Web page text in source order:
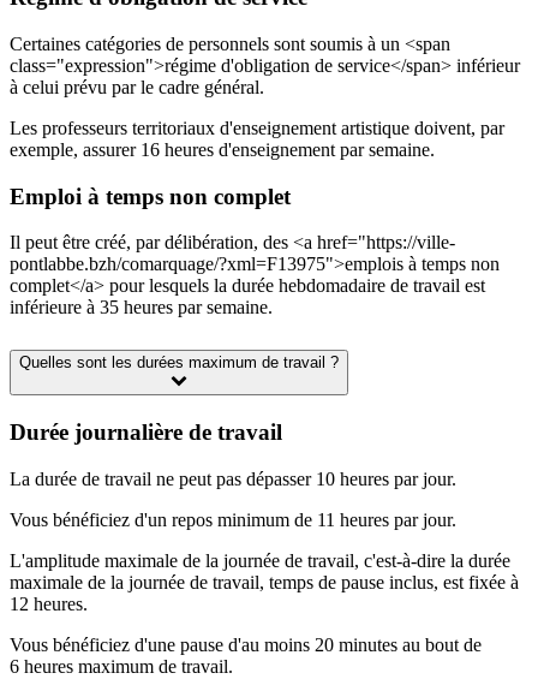
Certaines catégories de personnels sont soumis à un <span
class="expression">régime d'obligation de service</span> inférieur
à celui prévu par le cadre général.
Les professeurs territoriaux d'enseignement artistique doivent, par
exemple, assurer 16 heures d'enseignement par semaine.
Emploi à temps non complet
Il peut être créé, par délibération, des <a href="https://ville-
pontlabbe.bzh/comarquage/?xml=F13975">emplois à temps non
complet</a> pour lesquels la durée hebdomadaire de travail est
inférieure à 35 heures par semaine.
Quelles sont les durées maximum de travail ?
Durée journalière de travail
La durée de travail ne peut pas dépasser 10 heures par jour.
Vous bénéficiez d'un repos minimum de 11 heures par jour.
L'amplitude maximale de la journée de travail, c'est-à-dire la durée
maximale de la journée de travail, temps de pause inclus, est fixée à
12 heures.
Vous bénéficiez d'une pause d'au moins 20 minutes au bout de
6 heures maximum de travail.